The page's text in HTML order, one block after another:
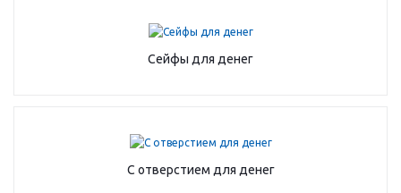
Сейфы для денег
С отверстием для денег